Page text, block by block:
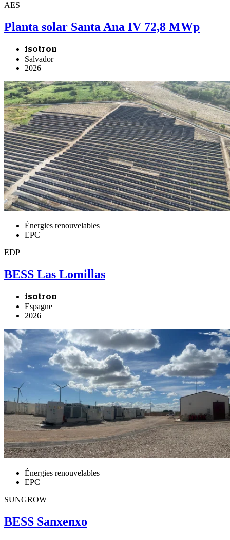
AES
Planta solar Santa Ana IV 72,8 MWp
isotron
Salvador
2026
Énergies renouvelables
EPC
EDP
BESS Las Lomillas
isotron
Espagne
2026
Énergies renouvelables
EPC
SUNGROW
BESS Sanxenxo